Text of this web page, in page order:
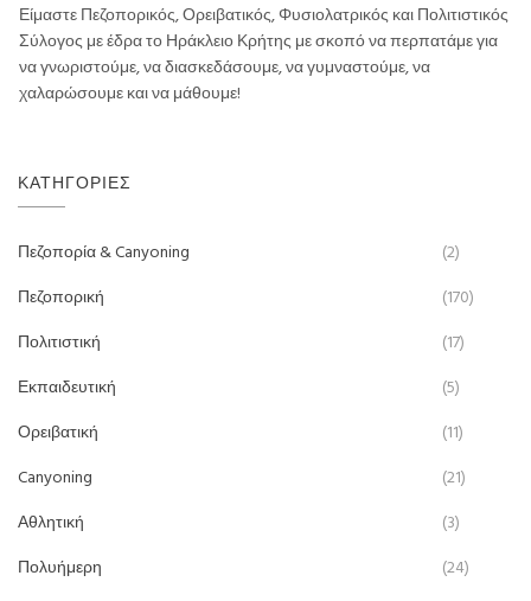
Είμαστε Πεζοπορικός, Ορειβατικός, Φυσιολατρικός και Πολιτιστικός
Σύλογος με έδρα το Ηράκλειο Κρήτης με σκοπό να περπατάμε για
να γνωριστούμε, να διασκεδάσουμε, να γυμναστούμε, να
χαλαρώσουμε και να μάθουμε!
ΚΑΤΗΓΟΡΊΕΣ
Πεζοπορία & Canyoning
(2)
Πεζοπορική
(170)
Πολιτιστική
(17)
Εκπαιδευτική
(5)
Ορειβατική
(11)
Canyoning
(21)
Αθλητική
(3)
Πολυήμερη
(24)